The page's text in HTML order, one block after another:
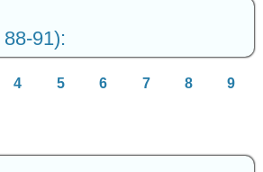
91):
4 5 6 7 8 9